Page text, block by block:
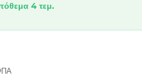
4 τεμ.